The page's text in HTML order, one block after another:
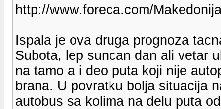
http://www.foreca.com/
Ispala je ova druga prognoza
Subota, lep suncan dan ali vetar
na tamo a i deo puta koji nije
brana. U povratku bolja situacija
autobus sa kolima na delu puta